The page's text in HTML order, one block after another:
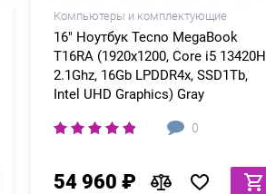
Компьютеры и комплектующие
16" Ноутбук Tecno MegaBook
T16RA (1920x1200, Core i5 13420H
2.1Ghz, 16Gb LPDDR4x, SSD1Tb,
Intel UHD Graphics) Gray
0
54 960 ₽